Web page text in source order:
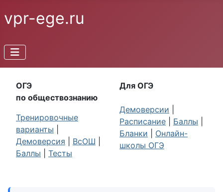
vpr-ege.ru
ОГЭ
по обществознанию
Тренировочные
варианты
Демоверсия
ВсОШ
Баллы
Тесты
Для ОГЭ
Демоверсии
Расписание
Баллы
Бланки
Онлайн-
школы ОГЭ